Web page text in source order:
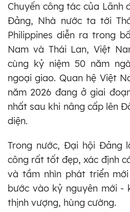
Chuyến công tác của Lãnh
Đảng, Nhà nước ta tới
Philippines diễn ra trong
Nam và Thái Lan, Việt
cùng kỷ niệm 50 năm
ngoại giao. Quan hệ Việt
năm 2026 đang ở giai
nhất sau khi nâng cấp lên
diện.
Trong nước, Đại hội Đảng
công rất tốt đẹp, xác định
và tầm nhìn phát triển
bước vào kỷ nguyên mới -
thịnh vượng, hùng cường.